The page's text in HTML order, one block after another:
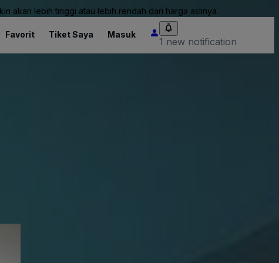
akan lebih tinggi atau lebih rendah dari harga aslinya.
Favorit Tiket Saya Masuk
1 new notification